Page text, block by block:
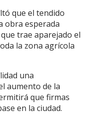
que el tendido
obra esperada
trae aparejado el
la zona agrícola
una
aumento de la
que firmas
en la ciudad.